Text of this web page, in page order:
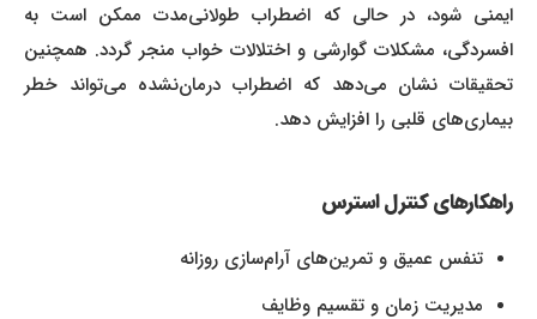
ایمنی شود، در حالی که اضطراب طولانی‌مدت ممکن است به
افسردگی، مشکلات گوارشی و اختلالات خواب منجر گردد. همچنین
تحقیقات نشان می‌دهد که اضطراب درمان‌نشده می‌تواند خطر
بیماری‌های قلبی را افزایش دهد.
راهکارهای کنترل استرس
تنفس عمیق و تمرین‌های آرام‌سازی روزانه
مدیریت زمان و تقسیم وظایف